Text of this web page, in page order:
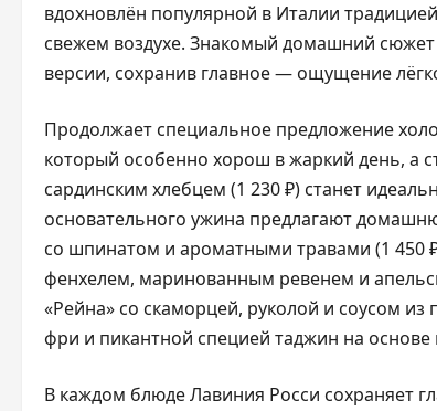
вдохновлён популярной в Италии
свежем воздухе. Знакомый домашний
версии, сохранив главное — ощущение
Продолжает специальное предложение
который особенно хорош в жаркий день, а
сардинским хлебцем (1 230 ₽) станет
основательного ужина предлагают
со шпинатом и ароматными травами (1 450
фенхелем, маринованным ревенем и
«Рейна» со скаморцей, руколой и соусом
фри и пикантной специей таджин на основе
В каждом блюде Лавиния Росси сохраняет